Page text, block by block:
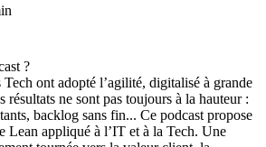
: acteurs des succès opérationnels